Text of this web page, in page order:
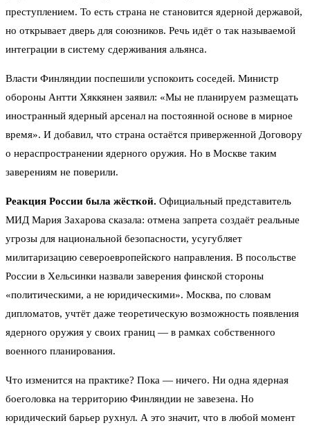
преступлением. То есть страна не становится ядерной державой,
но открывает дверь для союзников. Речь идёт о так называемой
интеграции в систему сдерживания альянса.
Власти Финляндии поспешили успокоить соседей. Министр
обороны Антти Хяккянен заявил: «Мы не планируем размещать
иностранный ядерный арсенал на постоянной основе в мирное
время». И добавил, что страна остаётся приверженной Договору
о нераспространении ядерного оружия. Но в Москве таким
заверениям не поверили.
Реакция России была жёсткой. Официальный представитель
МИД Мария Захарова сказала: отмена запрета создаёт реальные
угрозы для национальной безопасности, усугубляет
милитаризацию североевропейского направления. В посольстве
России в Хельсинки назвали заверения финской стороны
«политическими, а не юридическими». Москва, по словам
дипломатов, учтёт даже теоретическую возможность появления
ядерного оружия у своих границ — в рамках собственного
военного планирования.
Что изменится на практике? Пока — ничего. Ни одна ядерная
боеголовка на территорию Финляндии не завезена. Но
юридический барьер рухнул. А это значит, что в любой момент